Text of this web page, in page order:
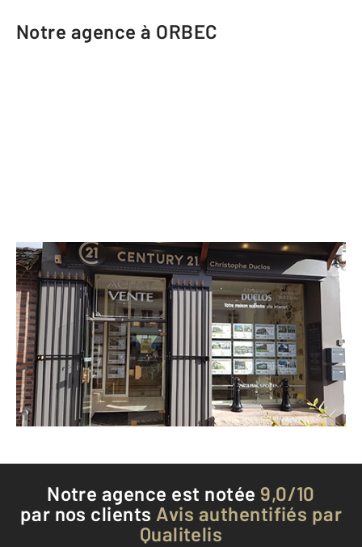
Notre agence à ORBEC
CENTURY 21 Christophe Duclos
90 rue Grande
ORBEC - 14290
Envoyer un message
Téléphoner à l'agence
Notre agence est notée 9,0/10
par nos clients Avis authentifiés par
Qualitelis